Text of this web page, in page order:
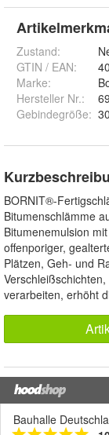
Zustand:
GTIN / EAN:
Marke:
Hersteller Nr.:
Gebindegröße:
BORNIT®-
Bitumenschlämme
Bitumenemulsion
offenporiger,
Plätzen, Geh- und
verarbeiten, erhöht
Bauhalle